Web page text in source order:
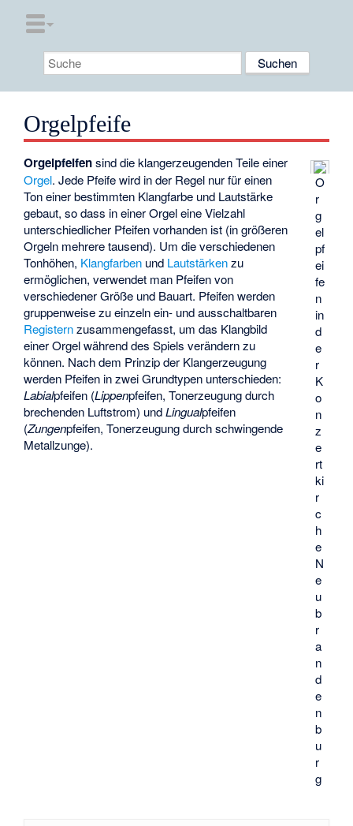
Orgelpfeife
O
r
g
el
pf
ei
fe
n
in
d
e
r
K
o
n
z
e
rt
ki
r
c
h
e
N
e
u
b
r
a
n
d
e
n
b
u
r
g
Orgelpfeifensind die klangerzeugenden Teile einer
Orgel. Jede Pfeife wird in der Regel nur für einen
Ton einer bestimmten Klangfarbe und Lautstärke
gebaut, so dass in einer Orgel eine Vielzahl
unterschiedlicher Pfeifen vorhanden ist (in größeren
Orgeln mehrere tausend). Um die verschiedenen
Tonhöhen, Klangfarben und Lautstärkenzu
ermöglichen, verwendet man Pfeifen von
verschiedener Größe und Bauart. Pfeifen werden
gruppenweise zu einzeln ein- und ausschaltbaren
Registernzusammengefasst, um das Klangbild
einer Orgel während des Spiels verändern zu
können. Nach dem Prinzip der Klangerzeugung
werden Pfeifen in zwei Grundtypen unterschieden:
Labialpfeifen (Lippenpfeifen, Tonerzeugung durch
brechenden Luftstrom) undLingualpfeifen
(Zungenpfeifen, Tonerzeugung durch schwingende
Metallzunge).